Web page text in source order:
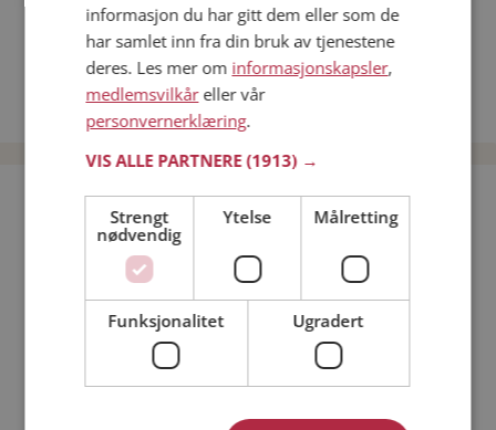
Flere singlemenn fra Hå :Muscab,Åsgeir,Farid
Kvinner fra Hå
Date kvinner i Norge
Date menn i Norge
Bli medlem gratis!
Jeg er en: Mann Kvinne
Min alder:
informasjon du har gitt dem eller som de
har samlet inn fra din bruk av tjenestene
deres. Les mer om informasjonskapsler,
medlemsvilkåreller vår
personvernerklæring.
VIS ALLE PARTNERE(1913) →
Strengt
nødvendig
Ytelse Målretting
Funksjonalitet Ugradert